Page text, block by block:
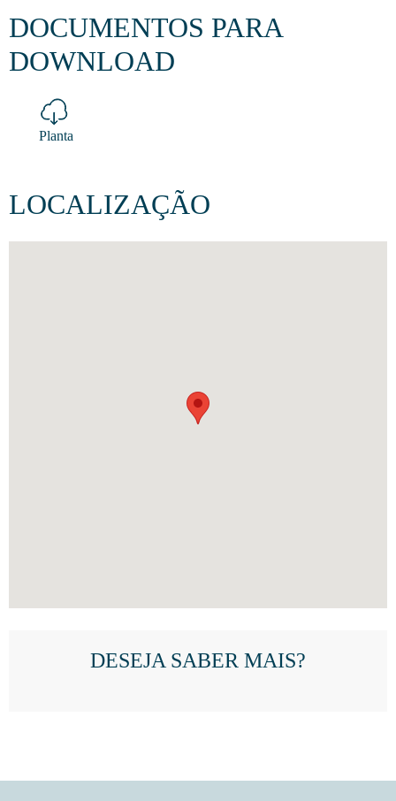
DOCUMENTOS PARA
DOWNLOAD
Planta
LOCALIZAÇÃO
DESEJA SABER MAIS?